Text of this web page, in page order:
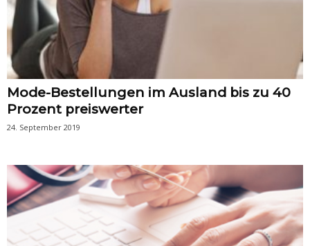
Mode-Bestellungen im Ausland bis zu 40
Prozent preiswerter
24. September 2019